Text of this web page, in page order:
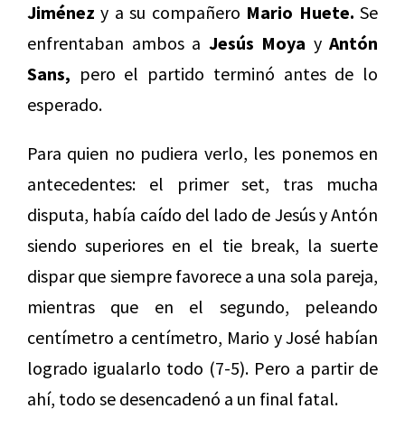
Jiménez y a su compañero Mario Huete. Se
enfrentaban ambos a Jesús Moya y Antón
Sans, pero el partido terminó antes de lo
esperado.
Para quien no pudiera verlo, les ponemos en
antecedentes: el primer set, tras mucha
disputa, había caído del lado de Jesús y Antón
siendo superiores en el tie break, la suerte
dispar que siempre favorece a una sola pareja,
mientras que en el segundo, peleando
centímetro a centímetro, Mario y José habían
logrado igualarlo todo (7-5). Pero a partir de
ahí, todo se desencadenó a un final fatal.